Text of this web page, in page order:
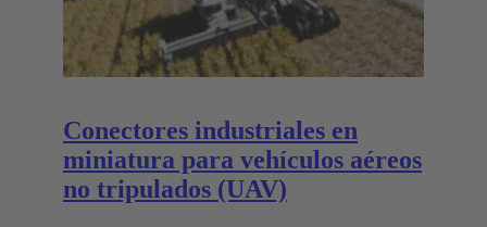
Conectores industriales en
miniatura para vehículos aéreos
no tripulados (UAV)